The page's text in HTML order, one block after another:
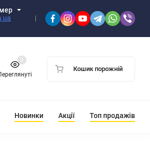
0
Кошик порожній
Новинки Акції Топ продажів